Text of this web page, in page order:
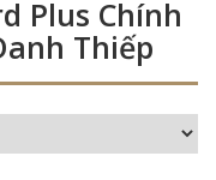
Plus Chính
Thiếp